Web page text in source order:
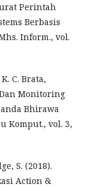
Perintah
Berbasis
Inform., vol.
C. Brata,
Monitoring
Bhirawa
Komput., vol. 3,
S. (2018).
Action &